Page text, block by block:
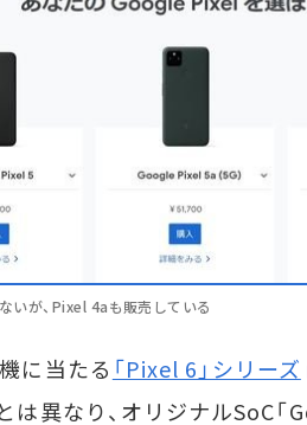
いが、Pixel 4aも販売している
に当たる 「Pixel 6」シリーズ
は異なり、オリジナルSoC